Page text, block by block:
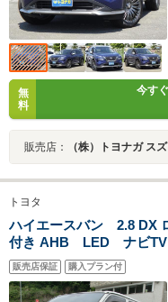
無
料
今す
販売店： （株）トヨナガ ス
トヨタ
ハイエースバン 2.8 DX
付き AHB LED ナビ
キーレスエントリー
ビ パワーステアリン
ーボ ワンセグTV BT接
販売店保証 購入プラン付